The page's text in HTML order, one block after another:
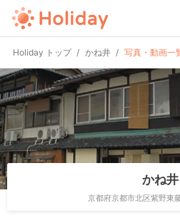
Holiday トップ かね井 写真・動画一
かね井
京都府京都市北区紫野東